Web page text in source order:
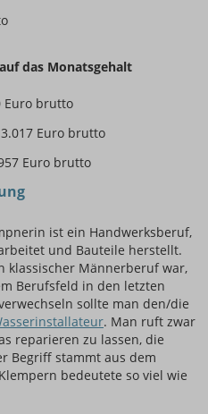
das Monatsgehalt
Euro brutto
Euro brutto
Euro brutto
ist ein Handwerksberuf,
und Bauteile herstellt.
klassischer Männerberuf war,
Berufsfeld in den letzten
sollte man den/die
. Man ruft zwar
reparieren zu lassen, die
Begriff stammt aus dem
bedeutete so viel wie